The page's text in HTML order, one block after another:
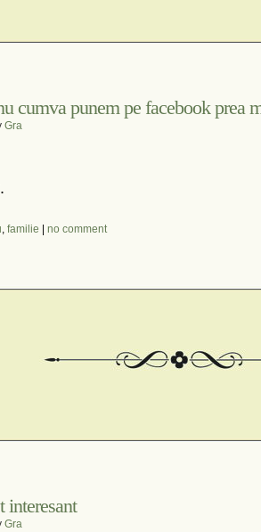
cumva punem pe facebook prea
Gra
.
, familie no comment
interesant
Gra